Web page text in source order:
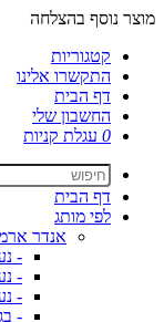
מוצר נוסף בהצלחה
קטגוריות
התקשרו אלינו
דף הבית
החשבון שלי
0 עגלת קניות
דף הבית
לפי מותג
אנדר
-
-
-
-